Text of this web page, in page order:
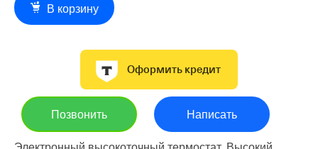
В корзину
Оформить кредит
Позвонить Написать